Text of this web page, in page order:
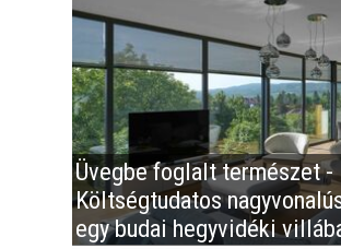
Üvegbe foglalt természet -
Költségtudatos
egy budai hegyvidéki